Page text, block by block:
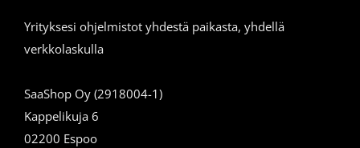
Yrityksesi ohjelmistot yhdestä paikasta, yhdellä
verkkolaskulla
SaaShop Oy (2918004-1)
Kappelikuja 6
02200 Espoo